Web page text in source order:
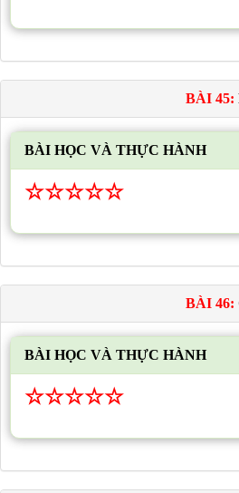
BÀI 45:
BÀI HỌC VÀ THỰC HÀNH
☆☆☆☆☆
BÀI 46:
BÀI HỌC VÀ THỰC HÀNH
☆☆☆☆☆